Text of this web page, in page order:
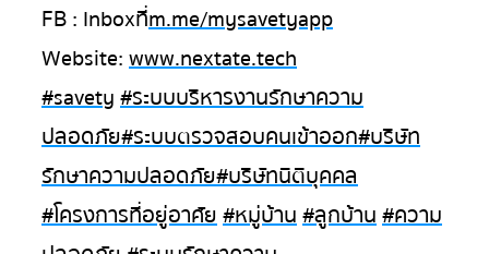
FB : Inbox ที่m.me/mysavetyapp
Website:www.nextate.tech
#savety#ระบบบริหารงานรักษาความ
ปลอดภัย#ระบบตรวจสอบคนเข้าออก#บริษัท
รักษาความปลอดภัย#บริษัทนิติบุคคล
#โครงการที่อยู่อาศัย#หมู่บ้าน#ลูกบ้าน#ความ